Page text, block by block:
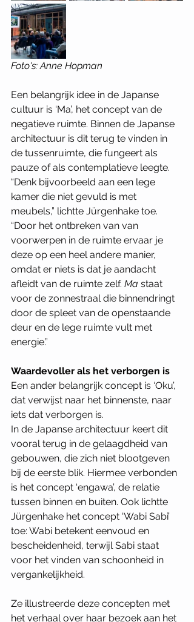
Foto's: Anne Hopman
Een belangrijk idee in de Japanse
cultuur is ‘Ma’, het concept van de
negatieve ruimte. Binnen de Japanse
architectuur is dit terug te vinden in
de tussenruimte, die fungeert als
pauze of als contemplatieve leegte.
“Denk bijvoorbeeld aan een lege
kamer die niet gevuld is met
meubels,” lichtte Jürgenhake toe.
“Door het ontbreken van van
voorwerpen in de ruimte ervaar je
deze op een heel andere manier,
omdat er niets is dat je aandacht
afleidt van de ruimte zelf. Ma staat
voor de zonnestraal die binnendringt
door de spleet van de openstaande
deur en de lege ruimte vult met
energie.”
Waardevoller als het verborgen is
Een ander belangrijk concept is ‘Oku’,
dat verwijst naar het binnenste, naar
iets dat verborgen is.
In de Japanse architectuur keert dit
vooral terug in de gelaagdheid van
gebouwen, die zich niet blootgeven
bij de eerste blik. Hiermee verbonden
is het concept ‘engawa’, de relatie
tussen binnen en buiten. Ook lichtte
Jürgenhake het concept ‘Wabi Sabi’
toe: Wabi betekent eenvoud en
bescheidenheid, terwijl Sabi staat
voor het vinden van schoonheid in
vergankelijkheid.
Ze illustreerde deze concepten met
het verhaal over haar bezoek aan het